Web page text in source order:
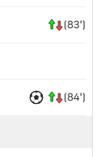
(83')
(84')